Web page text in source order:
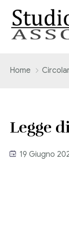
Contabilità
Adempimenti
Home
Legge
19 Giugno